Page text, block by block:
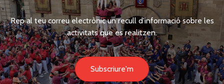
Rep al teu correu electrònic un recull d'informació sobre les
activitats que es realitzen.
Subscriure'm